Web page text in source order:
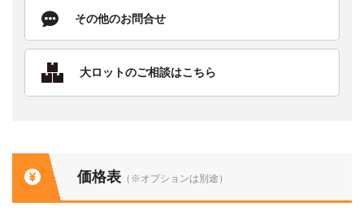
その他のお問合せ
大ロットのご相談はこちら
価格表 （※オプションは別途）